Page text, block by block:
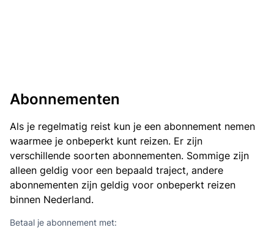
Abonnementen
Als je regelmatig reist kun je een abonnement nemen
waarmee je onbeperkt kunt reizen. Er zijn
verschillende soorten abonnementen. Sommige zijn
alleen geldig voor een bepaald traject, andere
abonnementen zijn geldig voor onbeperkt reizen
binnen Nederland.
Betaal je abonnement met: